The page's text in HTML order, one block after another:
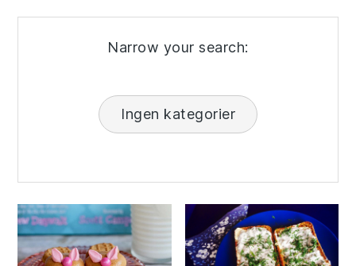
Narrow your search:
Ingen kategorier